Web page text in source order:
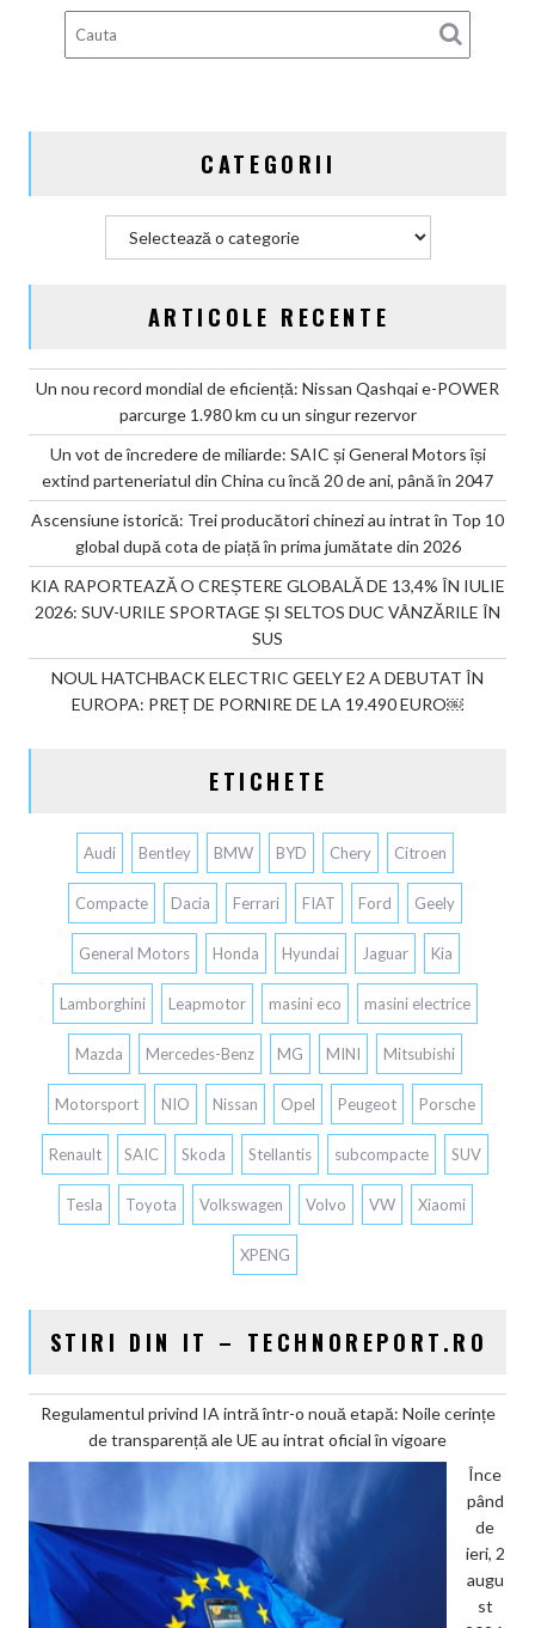
10
global
prima
CATEGORII
ARTICOLE RECENTE
Un nou record mondial de eficiență: Nissan Qashqai e-POWER
parcurge 1.980 km cu un singur rezervor
Un vot de încredere de miliarde: SAIC și General Motors își
extind parteneriatul din China cu încă 20 de ani, până în 2047
Ascensiune istorică: Trei producători chinezi au intrat în Top 10
global după cota de piață în prima jumătate din 2026
KIA RAPORTEAZĂ O CREȘTERE GLOBALĂ DE 13,4% ÎN IULIE
2026: SUV-URILE SPORTAGE ȘI SELTOS DUC VÂNZĂRILE ÎN
SUS
NOUL HATCHBACK ELECTRIC GEELY E2 A DEBUTAT ÎN
EUROPA: PREȚ DE PORNIRE DE LA 19.490 EURO￼
ETICHETE
Audi Bentley BMW BYD Chery Citroen
Compacte Dacia Ferrari FIAT Ford Geely
General Motors Honda Hyundai Jaguar Kia
Lamborghini Leapmotor masini eco masini electrice
Mazda Mercedes-Benz MG MINI Mitsubishi
Motorsport NIO Nissan Opel Peugeot Porsche
Renault SAIC Skoda Stellantis subcompacte SUV
Tesla Toyota Volkswagen Volvo VW Xiaomi
XPENG
STIRI DIN IT – TECHNOREPORT.RO
Regulamentul privind IA intră într-o nouă etapă: Noile cerințe
de transparență ale UE au intrat oficial în vigoare
Înce
pând
de
ieri, 2
augu
st